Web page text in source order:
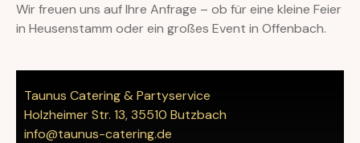
Wir freuen uns auf Ihre Anfrage – ob für eine kleine Feier
in Heusenstamm oder ein großes Event in Offenbach.
Taunus Catering & Partyservice
Holzheimer Str. 13, 35510 Butzbach
info@taunus-catering.de